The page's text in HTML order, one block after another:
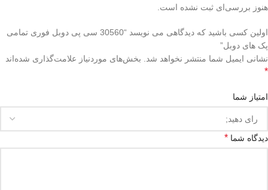
هنوز بررسی‌ای ثبت نشده است.
اولین کسی باشید که دیدگاهی می نویسد “30560 سی پی دوبل فوری تمامی
پک های دوبل”
نشانی ایمیل شما منتشر نخواهد شد.
بخش‌های موردنیاز علامت‌گذاری شده‌اند
*
امتیاز شما
دیدگاه شما *